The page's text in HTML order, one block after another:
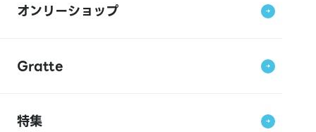
オンリーショップ
Gratte
特集